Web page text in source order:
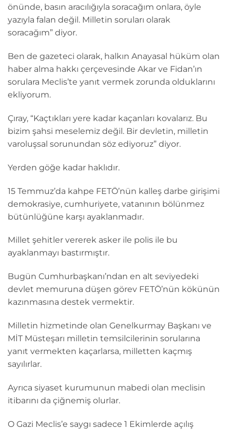
önünde, basın aracılığıyla soracağım onlara, öyle
yazıyla falan değil. Milletin soruları olarak
soracağım” diyor.
Ben de gazeteci olarak, halkın Anayasal hüküm olan
haber alma hakkı çerçevesinde Akar ve Fidan’ın
sorulara Meclis’te yanıt vermek zorunda olduklarını
ekliyorum.
Çıray, “Kaçtıkları yere kadar kaçanları kovalarız. Bu
bizim şahsi meselemiz değil. Bir devletin, milletin
varoluşsal sorunundan söz ediyoruz” diyor.
Yerden göğe kadar haklıdır.
15 Temmuz’da kahpe FETÖ’nün kalleş darbe girişimi
demokrasiye, cumhuriyete, vatanının bölünmez
bütünlüğüne karşı ayaklanmadır.
Millet şehitler vererek asker ile polis ile bu
ayaklanmayı bastırmıştır.
Bugün Cumhurbaşkanı’ndan en alt seviyedeki
devlet memuruna düşen görev FETÖ’nün kökünün
kazınmasına destek vermektir.
Milletin hizmetinde olan Genelkurmay Başkanı ve
MİT Müsteşarı milletin temsilcilerinin sorularına
yanıt vermekten kaçarlarsa, milletten kaçmış
sayılırlar.
Ayrıca siyaset kurumunun mabedi olan meclisin
itibarını da çiğnemiş olurlar.
O Gazi Meclis’e saygı sadece 1 Ekimlerde açılış